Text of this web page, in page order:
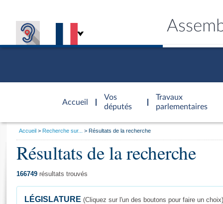
Accueil
d'accueil
Vos
députés
Travaux
parlementaires
Général
Vous
Accueil Recherche sur... Résultats de la recherche
Résultats de la recherche
166749 résultats trouvés
LÉGISLATURE (Cliquez sur l'un des boutons pour faire un choix)